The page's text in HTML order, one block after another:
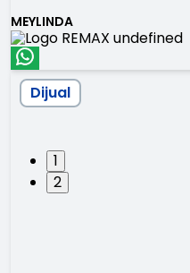
MEYLINDA
1
2
Dijual